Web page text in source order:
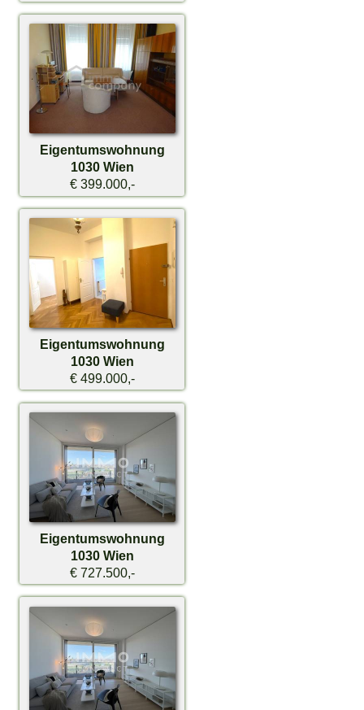
Eigentumswohnung
1030 Wien
€ 399.000,-
Eigentumswohnung
1030 Wien
€ 499.000,-
Eigentumswohnung
1030 Wien
€ 727.500,-